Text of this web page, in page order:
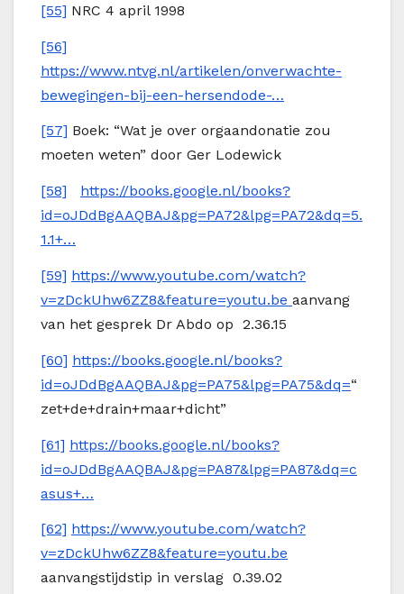
[55] NRC 4 april 1998
[56]
https://www.ntvg.nl/artikelen/onverwachte-
bewegingen-bij-een-hersendode-…
[57] Boek: “Wat je over orgaandonatie zou
moeten weten” door Ger Lodewick
[58]
https://books.google.nl/books?
id=oJDdBgAAQBAJ&pg=PA72&lpg=PA72&dq=5.
1.1+…
[59] https://www.youtube.com/watch?
v=zDckUhw6ZZ8&feature=youtu.be aanvang
van het gesprek Dr Abdo op 2.36.15
[60] https://books.google.nl/books?
id=oJDdBgAAQBAJ&pg=PA75&lpg=PA75&dq=“
zet+de+drain+maar+dicht”
[61] https://books.google.nl/books?
id=oJDdBgAAQBAJ&pg=PA87&lpg=PA87&dq=c
asus+…
[62] https://www.youtube.com/watch?
v=zDckUhw6ZZ8&feature=youtu.be
aanvangstijdstip in verslag 0.39.02